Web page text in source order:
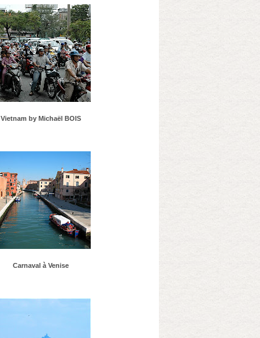
Vietnam by Michaël BOIS
Carnaval à Venise